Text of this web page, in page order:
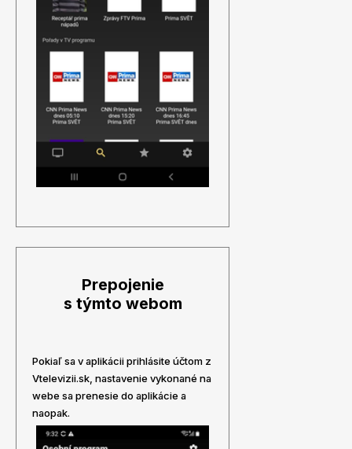
Prepojenie
s týmto webom
Pokiaľ sa v aplikácii prihlásite účtom z
Vtelevizii.sk, nastavenie vykonané na
webe sa prenesie do aplikácie a
naopak.